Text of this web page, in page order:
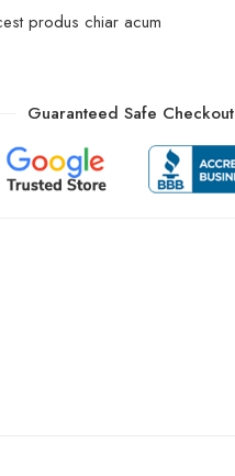
produs chiar acum
Guaranteed Safe Checkout